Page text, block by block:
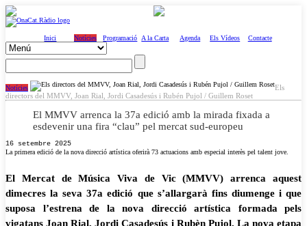
Inici Notícies Programació A la Carta Agenda Els Vídeos Contacte
Notícies
Els
directors del MMVV, Joan Rial, Jordi Casadesús i Rubén Pujol / Guillem Roset
El MMVV arrenca la 37a edició amb la mirada fixada a
esdevenir una fira “clau” pel mercat sud-europeu
16 setembre 2025
La primera edició de la nova direcció artística oferirà 73 actuacions amb especial interès pel talent jove.
El Mercat de Música Viva de Vic (MMVV) arrenca aquest
dimecres la seva 37a edició que s’allargarà fins diumenge i que
suposa l’estrena de la nova direcció artística formada pels
vigatans Joan Rial, Jordi Casadesús i Rubèn Pujol. La nova etapa